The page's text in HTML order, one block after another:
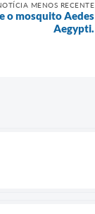
MENOS RECENTE
o mosquito Aedes
Aegypti.